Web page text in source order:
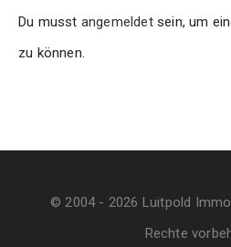
Du musst angemeldetsein, um
zu können.
© 2004 - 2026 Luitpold
Rechte